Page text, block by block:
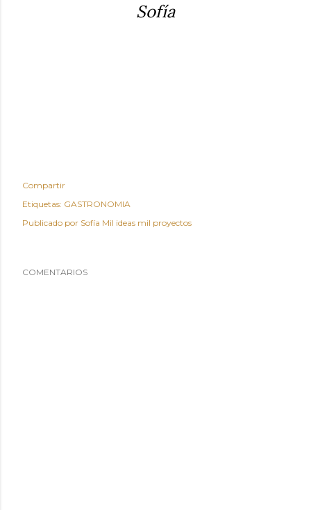
Sofía
Compartir
Etiquetas: GASTRONOMIA
Publicado por Sofía Mil ideas mil proyectos
COMENTARIOS